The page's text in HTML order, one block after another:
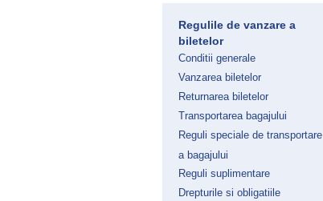
Regulile de vanzare a
biletelor
Conditii generale
Vanzarea biletelor
Returnarea biletelor
Transportarea bagajului
Reguli speciale de transportare
a bagajului
Reguli suplimentare
Drepturile si obligatiile